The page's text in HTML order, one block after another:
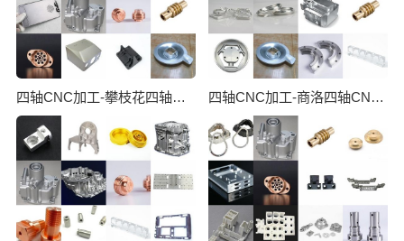
四轴CNC加工-攀枝花四轴CNC数控加工 四轴CNC加工-商洛四轴CNC数控加工